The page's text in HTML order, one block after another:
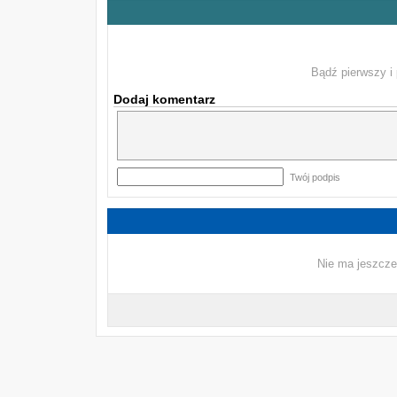
Bądź pierwszy i
Dodaj komentarz
Twój podpis
Nie ma